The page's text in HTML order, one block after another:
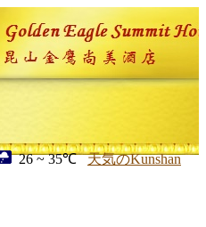
26 ~ 35℃ 天気のKunshan